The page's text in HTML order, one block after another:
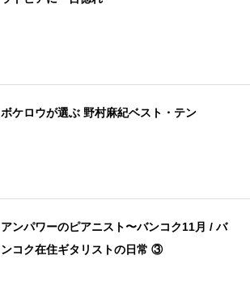
ボケロウが選ぶ 野村麻紀ベスト・テン
アンパワーのピアニスト〜バンコク11月 / バ
ンコク在住ギタリストの日常 ③